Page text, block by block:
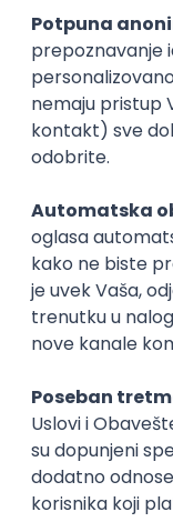
11.08.2026.
SQL SharePoint
efikasno